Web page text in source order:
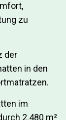
zu
der
in den
im
2.480 m²